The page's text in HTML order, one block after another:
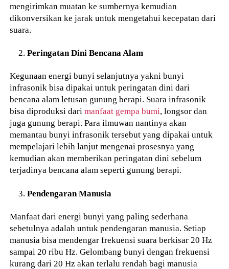
mengirimkan muatan ke sumbernya kemudian
dikonversikan ke jarak untuk mengetahui kecepatan dari
suara.
Peringatan Dini Bencana Alam
Kegunaan energi bunyi selanjutnya yakni bunyi
infrasonik bisa dipakai untuk peringatan dini dari
bencana alam letusan gunung berapi. Suara infrasonik
bisa diproduksi darimanfaat gempa bumi, longsor dan
juga gunung berapi. Para ilmuwan nantinya akan
memantau bunyi infrasonik tersebut yang dipakai untuk
mempelajari lebih lanjut mengenai prosesnya yang
kemudian akan memberikan peringatan dini sebelum
terjadinya bencana alam seperti gunung berapi.
Pendengaran Manusia
Manfaat dari energi bunyi yang paling sederhana
sebetulnya adalah untuk pendengaran manusia. Setiap
manusia bisa mendengar frekuensi suara berkisar 20 Hz
sampai 20 ribu Hz. Gelombang bunyi dengan frekuensi
kurang dari 20 Hz akan terlalu rendah bagi manusia